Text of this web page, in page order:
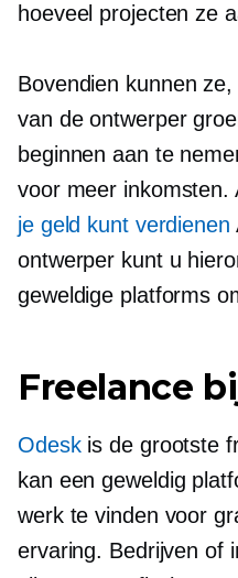
hoeveel projecten ze
Bovendien kunnen
van de ontwerper
beginnen aan te
voor meer inkomsten.
je geld kunt verdienen
ontwerper kunt u
geweldige platforms
Freelance
Odeskis de grootste
kan een geweldig
werk te vinden voor
ervaring. Bedrijven of